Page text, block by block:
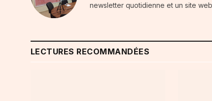
newsletter quotidienne et un site
LECTURES RECOMMANDÉES